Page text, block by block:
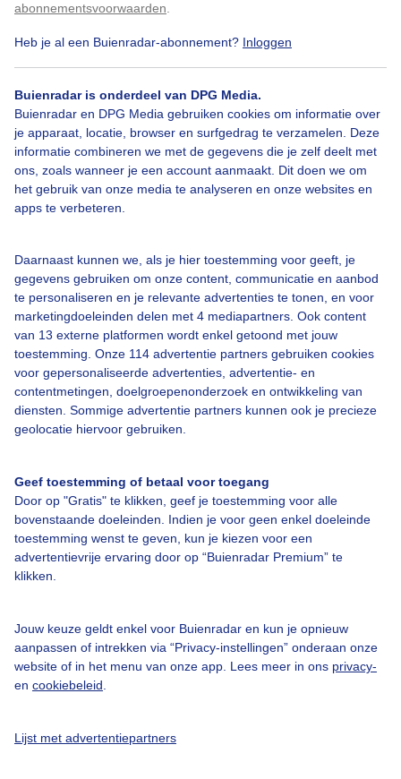
abonnementsvoorwaarden
Heb je al een Buienradar-abonnement? Inloggen
Buienradar is onderdeel van DPG Media.
Buienradar en DPG Media gebruiken cookies om informatie over
je apparaat, locatie, browser en surfgedrag te verzamelen. Deze
informatie combineren we met de gegevens die je zelf deelt met
ons, zoals wanneer je een account aanmaakt. Dit doen we om
het gebruik van onze media te analyseren en onze websites en
apps te verbeteren.
Daarnaast kunnen we, als je hier toestemming voor geeft, je
gegevens gebruiken om onze content, communicatie en aanbod
te personaliseren en je relevante advertenties te tonen, en voor
marketingdoeleinden delen met 4 mediapartners. Ook content
van 13 externe platformen wordt enkel getoond met jouw
toestemming. Onze 114 advertentie partners gebruiken cookies
voor gepersonaliseerde advertenties, advertentie- en
contentmetingen, doelgroepenonderzoek en ontwikkeling van
diensten. Sommige advertentie partners kunnen ook je precieze
geolocatie hiervoor gebruiken.
Geef toestemming of betaal voor toegang
Door op "Gratis" te klikken, geef je toestemming voor alle
bovenstaande doeleinden. Indien je voor geen enkel doeleinde
toestemming wenst te geven, kun je kiezen voor een
advertentievrije ervaring door op “Buienradar Premium” te
klikken.
Jouw keuze geldt enkel voor Buienradar en kun je opnieuw
aanpassen of intrekken via “Privacy-instellingen” onderaan onze
website of in het menu van onze app. Lees meer in ons privacy-
en cookiebeleid
Lijst met advertentiepartners
Bekijk slideshow
Over Buienradar
Bedrijfsgegevens
Veelgestelde vragen
Toegankelijkheid
Adverteren
Cookie beleid
Privacy instellingen